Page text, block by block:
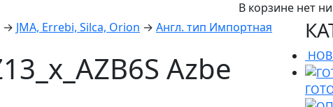
В корзине нет
→ JMA, Errebi, Silca, Orion → Англ. тип Импортная
Azbe